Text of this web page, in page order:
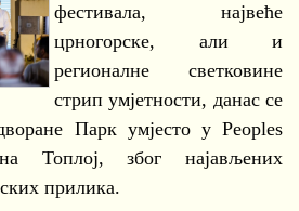
фестивала, највеће
црногорске, али и
регионалне светковине
стрип умјетности, данас се
Парк умјесто у Peoples
Топлој, због најављених
прилика.